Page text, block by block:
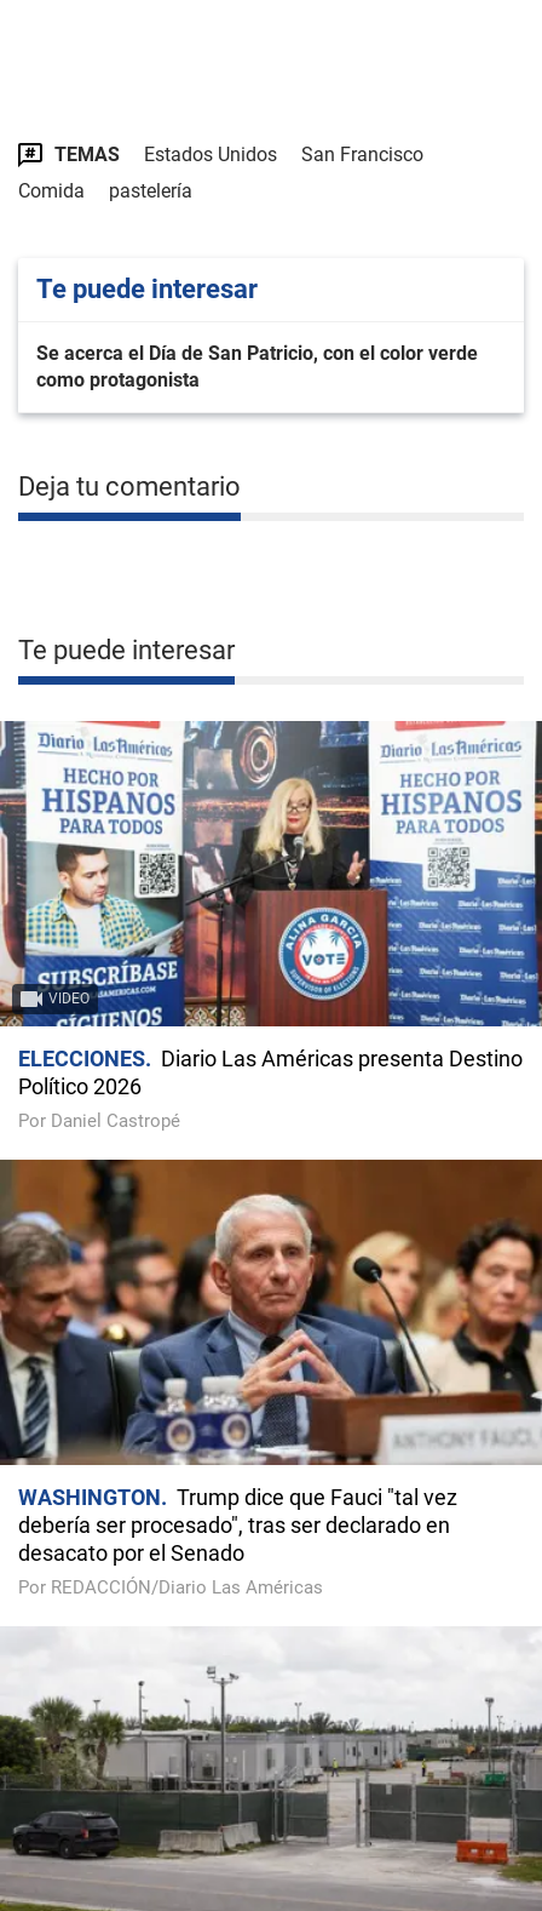
TEMAS Estados Unidos
San Francisco
Comida
pastelería
Te puede interesar
Se acerca el Día de San Patricio, con el color verde
como protagonista
Deja tu comentario
Te puede interesar
VIDEO
ELECCIONES
Diario Las Américas presenta Destino
Político 2026
Por Daniel Castropé
WASHINGTON
Trump dice que Fauci "tal vez
debería ser procesado", tras ser declarado en
desacato por el Senado
Por REDACCIÓN/Diario Las Américas